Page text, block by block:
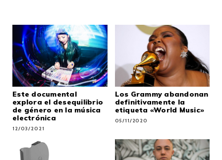
Este documental
explora el desequilibrio
de género en la música
electrónica
12/03/2021
Los Grammy abandonan
definitivamente la
etiqueta «World Music»
05/11/2020